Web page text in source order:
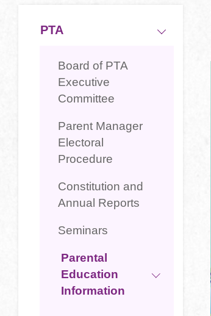
navigation
PTA
Board of PTA
Executive
Committee
Parent Manager
Electoral
Procedure
Constitution and
Annual Reports
Seminars
Parental
Education
Information